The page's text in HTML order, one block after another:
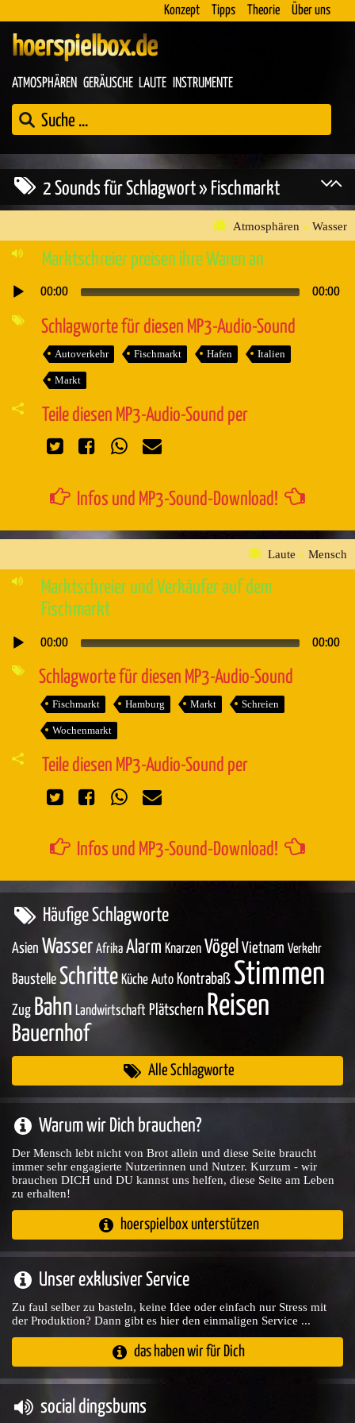
Konzept Tipps Theorie Über uns
hoerspielbox.de
ATMOSPHÄREN GERÄUSCHE LAUTE INSTRUMENTE
2 Sounds für Schlagwort » Fischmarkt
Atmosphären » Wasser
Marktschreier preisen ihre Waren an
Audio-
00:00 00:00
Schlagworte für diesen MP3-Audio-Sound
Autoverkehr Fischmarkt Hafen Italien
Markt
Teile diesen MP3-Audio-Sound per
Infos und MP3-Sound-Download!
Laute » Mensch
Marktschreier und Verkäufer auf dem
Fischmarkt
Audio-
00:00 00:00
Schlagworte für diesen MP3-Audio-Sound
Fischmarkt Hamburg Markt Schreien
Wochenmarkt
Teile diesen MP3-Audio-Sound per
Infos und MP3-Sound-Download!
Häufige Schlagworte
Asien Wasser Afrika Alarm Knarzen Vögel Vietnam Verkehr
Baustelle Schritte Küche Auto Kontrabaß Stimmen
Zug Bahn Landwirtschaft Plätschern Reisen
Bauernhof
Alle Schlagworte
Warum wir Dich brauchen?
Der Mensch lebt nicht von Brot allein und diese Seite braucht
immer sehr engagierte Nutzerinnen und Nutzer. Kurzum - wir
brauchen DICH und DU kannst uns helfen, diese Seite am Leben
zu erhalten!
hoerspielbox unterstützen
Unser exklusiver Service
Zu faul selber zu basteln, keine Idee oder einfach nur Stress mit
der Produktion? Dann gibt es hier den einmaligen Service ...
das haben wir für Dich
social dingsbums